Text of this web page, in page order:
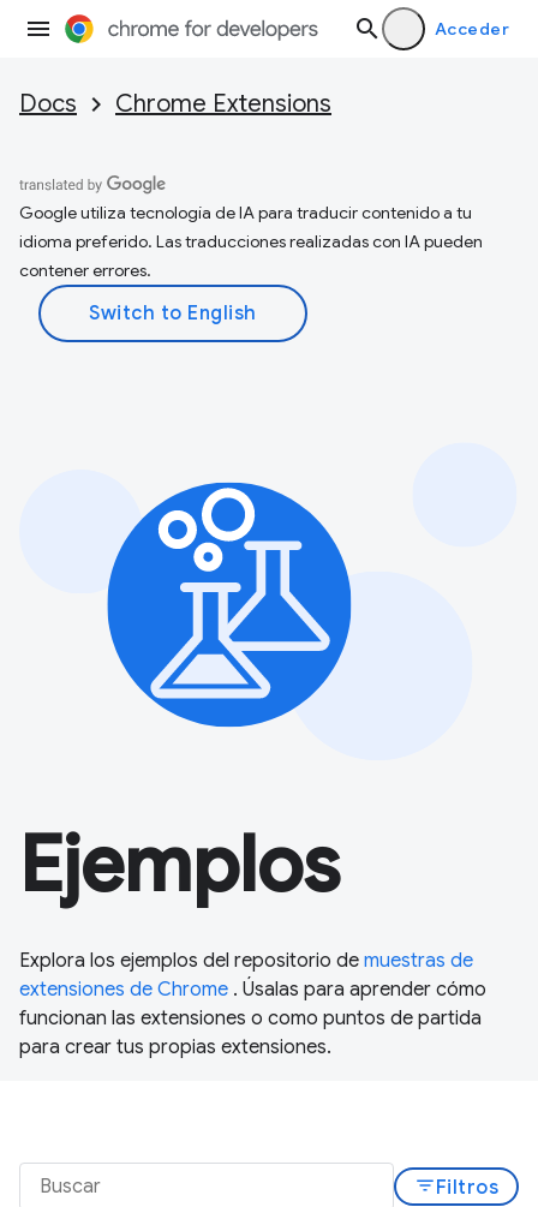
Acceder
Docs Chrome Extensions
Google utiliza tecnología de IA para traducir contenido a tu
idioma preferido. Las traducciones realizadas con IA pueden
contener errores.
Ejemplos
Explora los ejemplos del repositorio de muestras de
extensiones de Chrome . Úsalas para aprender cómo
funcionan las extensiones o como puntos de partida
para crear tus propias extensiones.
filter_listFiltros